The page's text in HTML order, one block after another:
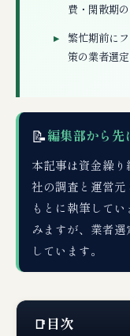
費・閑散期
繁忙期前に
策の業者選
📝編集部から先
本記事は資金繰
社の調査と運営
もとに執筆して
みますが、業者
しています。
目次